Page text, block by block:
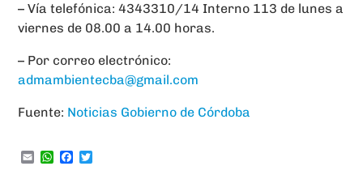
– Vía telefónica: 4343310/14 Interno 113 de lunes a
viernes de 08.00 a 14.00 horas.
– Por correo electrónico:
admambientecba@gmail.com
Fuente: Noticias Gobierno de Córdoba
EmailWhatsApp
Facebook